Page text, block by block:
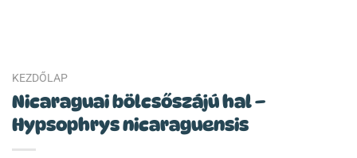
KEZDŐLAP
Nicaraguai bölcsőszájú hal –
Hypsophrys nicaraguensis